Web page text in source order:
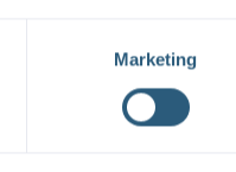
Marketing
vorläufigen
Stand 28.03.2022
| Upload am: 28.03.2022